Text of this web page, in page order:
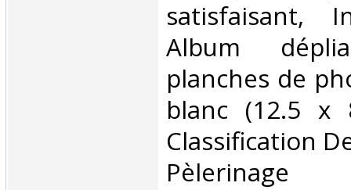
satisfaisant,
Album
planches de
blanc (12.5
Classification
Pèlerinage‎